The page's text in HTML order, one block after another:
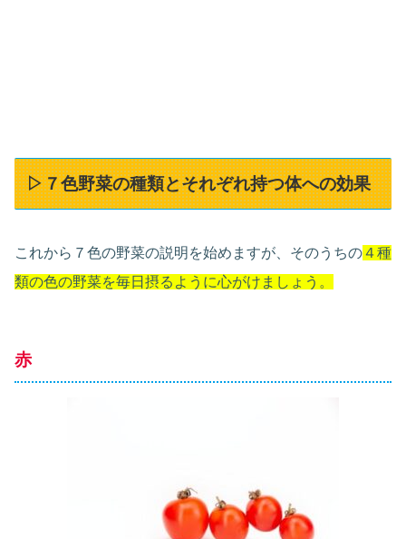
▷７色野菜の種類とそれぞれ持つ体への効果
これから７色の野菜の説明を始めますが、そのうちの４種
類の色の野菜を毎日摂るように心がけましょう。
赤